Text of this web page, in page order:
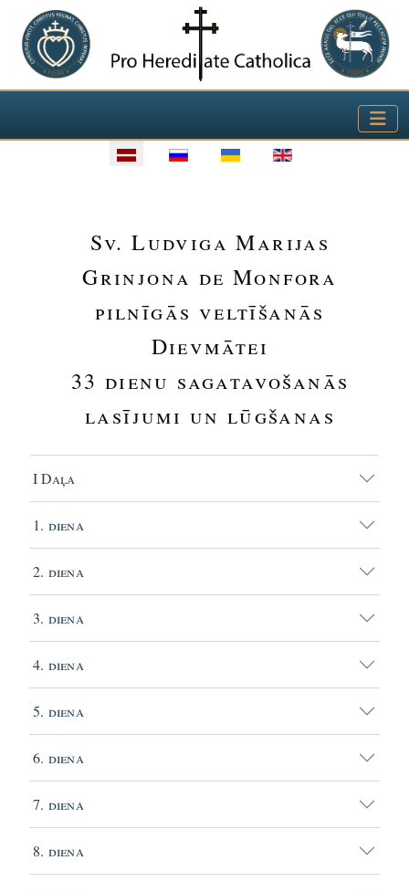
Izvēlieties valodu
Sv. Ludviga Marijas
Grinjona de Monfora
pilnīgās veltīšanās
Dievmātei
33 dienu sagatavošanās
lasījumi un lūgšanas
I Daļa
1. diena
2. diena
3. diena
4. diena
5. diena
6. diena
7. diena
8. diena